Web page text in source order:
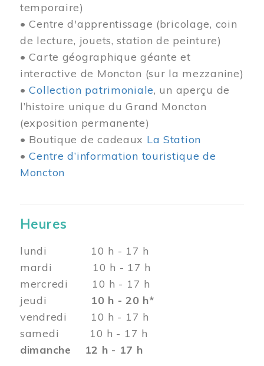
temporaire)
• Centre d'apprentissage (bricolage, coin
de lecture, jouets, station de peinture)
• Carte géographique géante et
interactive de Moncton (sur la mezzanine)
•Collection patrimoniale, un aperçu de
l’histoire unique du Grand Moncton
(exposition permanente)
• Boutique de cadeaux La Station
•Centre d’information touristique de
Moncton
Heures
lundi 10 h - 17 h
mardi 10 h - 17 h
mercredi 10 h - 17 h
jeudi 10 h - 20 h*
vendredi 10 h - 17 h
samedi 10 h - 17 h
dimanche 12 h - 17 h